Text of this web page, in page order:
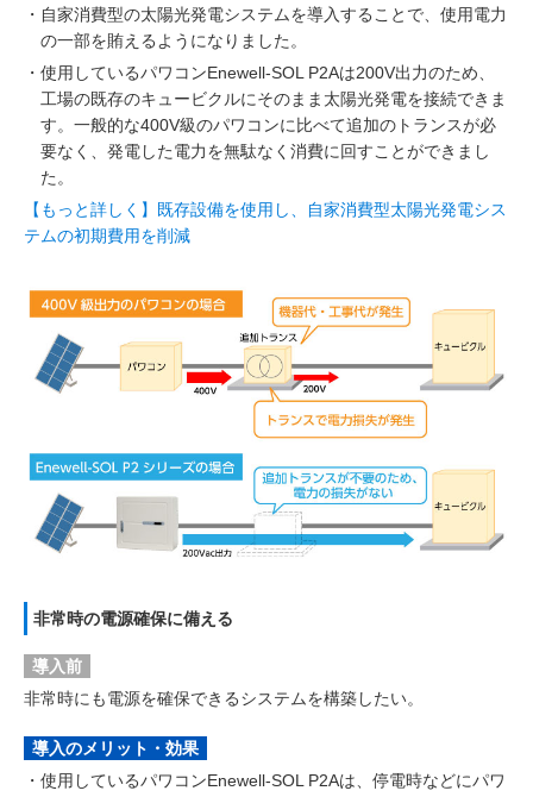
・ 自家消費型の太陽光発電システムを導入することで、使用電力
の一部を賄えるようになりました。
・ 使用しているパワコンEnewell-SOL P2Aは200V出力のため、
工場の既存のキュービクルにそのまま太陽光発電を接続できま
す。一般的な400V級のパワコンに比べて追加のトランスが必
要なく、発電した電力を無駄なく消費に回すことができまし
た。
【もっと詳しく】既存設備を使用し、自家消費型太陽光発電シス
テムの初期費用を削減
非常時の電源確保に備える
導入前
非常時にも電源を確保できるシステムを構築したい。
導入のメリット・効果
・ 使用しているパワコンEnewell-SOL P2Aは、停電時などにパワ